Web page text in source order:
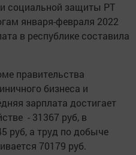
социальной защиты РТ
января-февраля 2022
в республике составила
правительства
бизнеса и
зарплата достигает
- 31367 руб, в
руб, а труд по добыче
70179 руб.